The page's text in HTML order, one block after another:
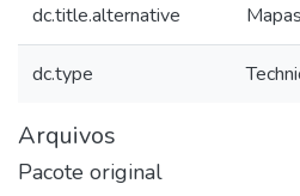
dc.title.alternative
dc.type
Arquivos
Pacote original